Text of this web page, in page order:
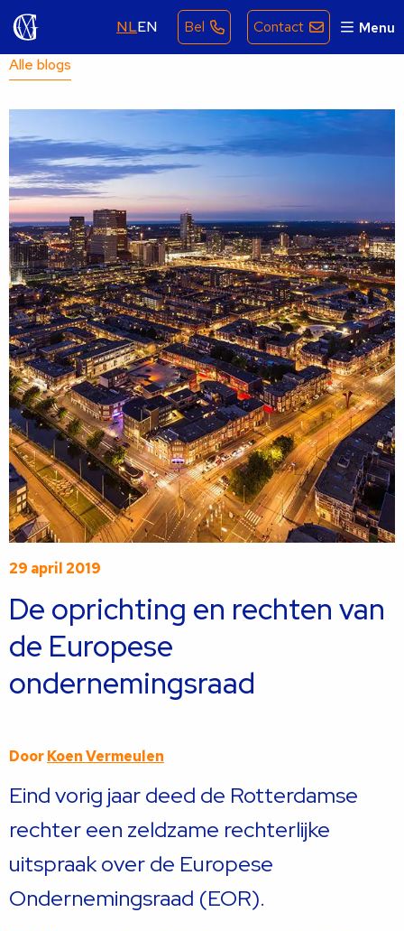
NLEN Bel Contact Menu
Alle blogs
29 april 2019
De oprichting en rechten van
de Europese
ondernemingsraad
DoorKoen Vermeulen
Eind vorig jaar deed de Rotterdamse
rechter een zeldzame rechterlijke
uitspraak over de Europese
Ondernemingsraad (EOR).